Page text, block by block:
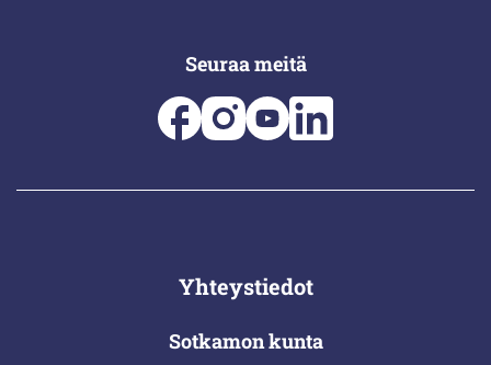
Seuraa meitä
Yhteystiedot
Sotkamon kunta